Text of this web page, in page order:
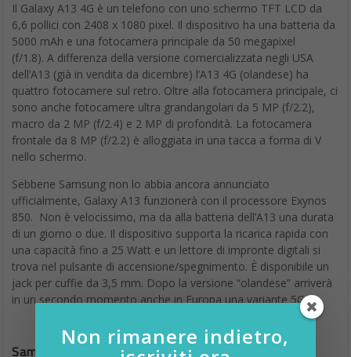
Il Galaxy A13 4G è un telefono con uno schermo TFT LCD da
6,6 pollici con 2408 x 1080 pixel. Il dispositivo ha una batteria da
5000 mAh e una fotocamera principale da 50 megapixel
(f/1.8). A differenza della versione comercializzata negli USA
dell’A13 (già in vendita da dicembre) l’A13 4G (olandese) ha
quattro fotocamere sul retro. Oltre alla fotocamera principale, ci
sono anche fotocamere ultra grandangolari da 5 MP (f/2.2),
macro da 2 MP (f/2.4) e 2 MP di profondità. La fotocamera
frontale da 8 MP (f/2.2) è alloggiata in una tacca a forma di V
nello schermo.
Sebbene Samsung non lo abbia ancora annunciato
ufficialmente, Galaxy A13 funzionerà con il processore Exynos
850. Non è velocissimo, ma da alla batteria dell’A13 una durata
di un giorno o due. Il dispositivo supporta la ricarica rapida con
una capacità fino a 25 Watt e un lettore di impronte digitali si
trova nel pulsante di accensione/spegnimento. È disponibile un
jack per cuffie da 3,5 mm. Dopo la versione “olandese” arriverà
in un secondo momento anche in Europa una variante 5G.
Samsung Galaxy A23
Non rimanere indietro,